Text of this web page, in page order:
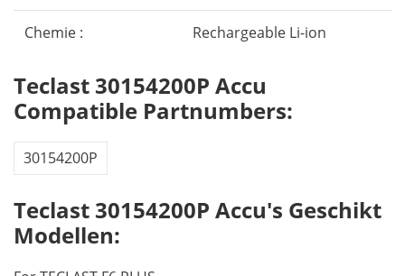
Chemie : Rechargeable Li-ion
Teclast 30154200P Accu
Compatible Partnumbers:
30154200P
Teclast 30154200P Accu's Geschikt
Modellen: